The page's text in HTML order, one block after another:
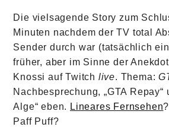
Die vielsagende Story zum
Minuten nachdem der TV total
Sender durch war (tatsächlich
früher, aber im Sinne der
Knossi auf Twitch live. Thema:
Nachbesprechung, „GTA Repay“
Alge“ eben. Lineares Fernsehen
Paff Puff?